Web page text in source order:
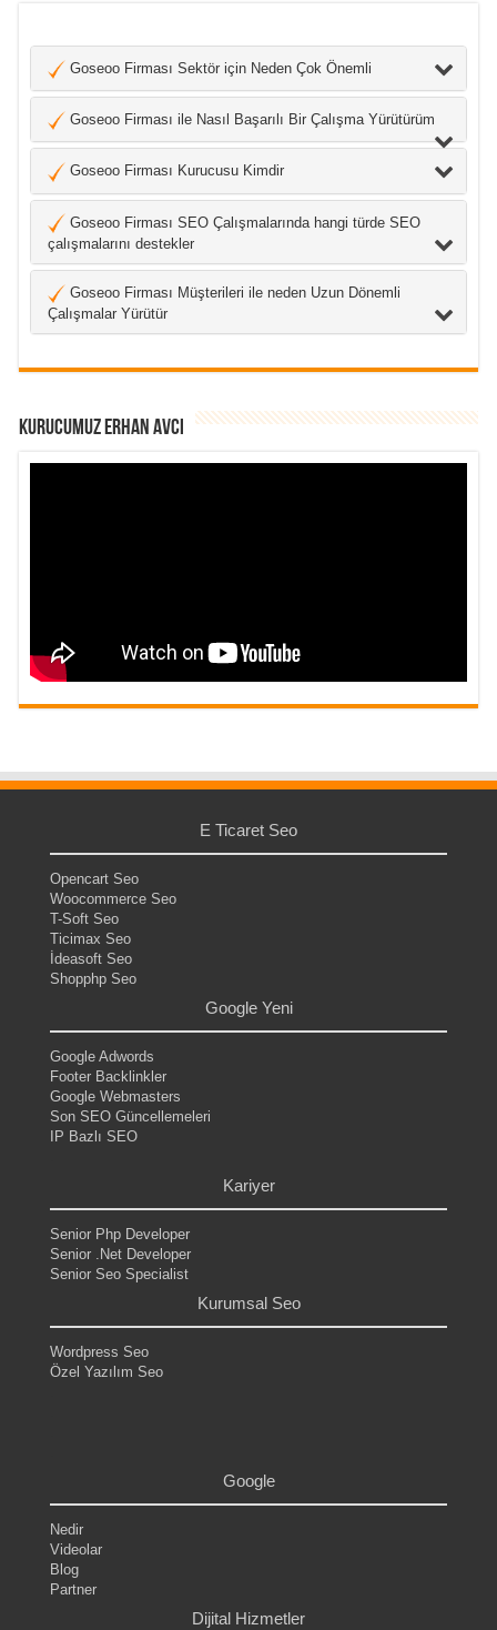
Goseoo Firması Sektör için Neden Çok Önemli
Goseoo Firması ile Nasıl Başarılı Bir Çalışma Yürütürüm
Goseoo Firması Kurucusu Kimdir
Goseoo Firması SEO Çalışmalarında hangi türde SEO
çalışmalarını destekler
Goseoo Firması Müşterileri ile neden Uzun Dönemli
Çalışmalar Yürütür
Kurucumuz Erhan Avcı
E Ticaret Seo
Opencart Seo
Woocommerce Seo
T-Soft Seo
Ticimax Seo
İdeasoft Seo
Shopphp Seo
Google Yeni
Google Adwords
Footer Backlinkler
Google Webmasters
Son SEO Güncellemeleri
IP Bazlı SEO
Kariyer
Senior Php Developer
Senior .Net Developer
Senior Seo Specialist
Kurumsal Seo
Wordpress Seo
Özel Yazılım Seo
Google
Nedir
Videolar
Blog
Partner
Dijital Hizmetler